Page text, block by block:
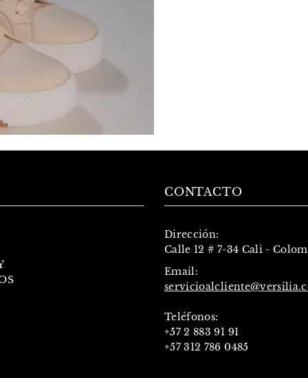
CONTACTO
Dirección:
Calle 12 # 7-34 Cali -
Email:
Teléfonos:
+57 2 883 91 91
+57 312 786 0485